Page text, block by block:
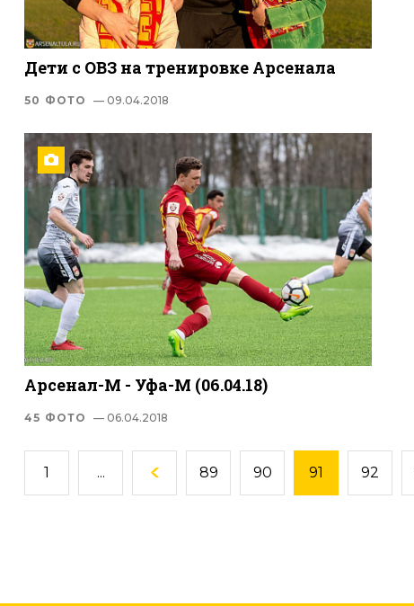
Дети с ОВЗ на тренировке Арсенала
50 ФОТО — 09.04.2018
Арсенал-М - Уфа-М (06.04.18)
45 ФОТО — 06.04.2018
1 ... 89 90 91 92